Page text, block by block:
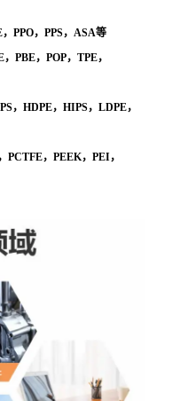
PPO，PPS，ASA等
PBE，POP，TPE，
，HDPE，HIPS，LDPE，
PCTFE，PEEK，PEI，